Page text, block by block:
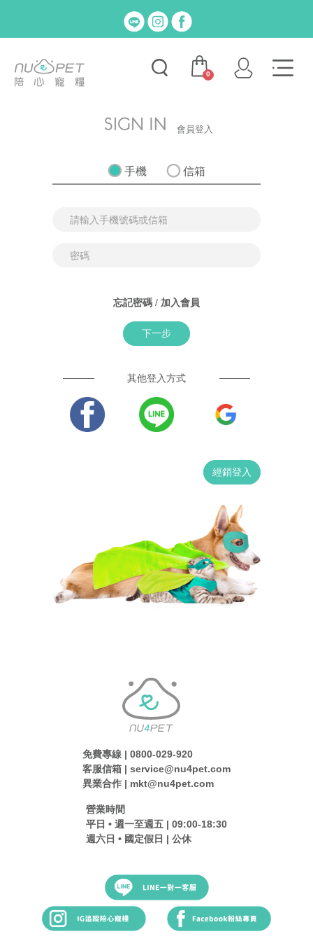
0
會員登入
手機 信箱
忘記密碼 / 加入會員
下一步
其他登入方式
經銷登入
免費專線 | 0800-029-920
客服信箱 | service@nu4pet.com
異業合作 | mkt@nu4pet.com
營業時間
平日 • 週一至週五 | 09:00-18:30
週六日 • 國定假日 | 公休